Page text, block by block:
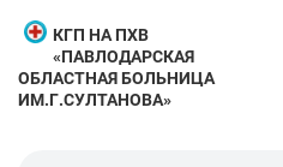
КГП НА ПХВ
«ПАВЛОДАРСКАЯ
ОБЛАСТНАЯ БОЛЬНИЦА
ИМ.Г.СУЛТАНОВА»